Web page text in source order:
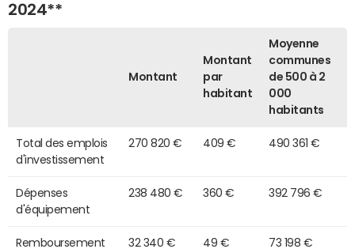
2024**
Montant
Montant
par
habitant
Moyenne
communes
de 500 à 2
000
habitants
Total des emplois
d'investissement
270 820 € 409 € 490 361 €
Dépenses
d'équipement
238 480 € 360 € 392 796 €
Remboursement
32 340 € 49 € 73 198 €